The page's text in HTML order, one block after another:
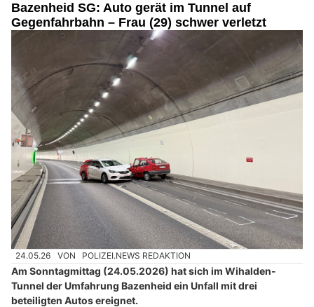
Bazenheid SG: Auto gerät im Tunnel auf
Gegenfahrbahn – Frau (29) schwer verletzt
24.05.26 VON POLIZEI.NEWS REDAKTION
Am Sonntagmittag (24.05.2026) hat sich im Wihalden-
Tunnel der Umfahrung Bazenheid ein Unfall mit drei
beteiligten Autos ereignet.